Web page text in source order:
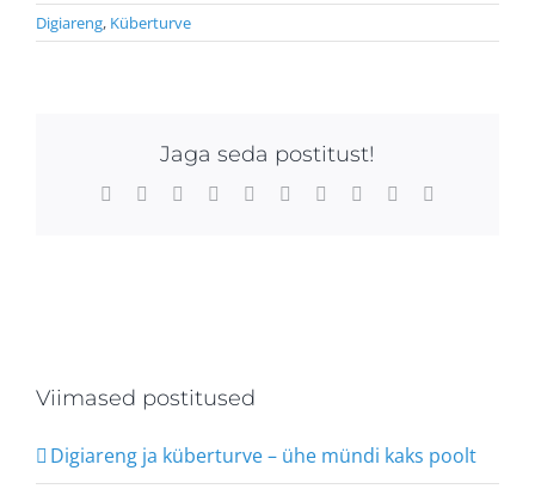
Digiareng, Küberturve
Jaga seda postitust!
Facebook Reddit LinkedInWhatsApp
TumblrPinterest Xing
Viimased postitused
Digiareng ja küberturve – ühe mündi kaks poolt